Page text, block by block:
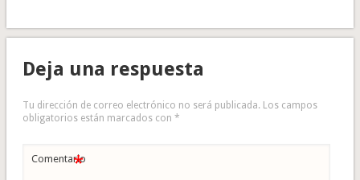
Deja una respuesta
Tu dirección de correo electrónico no será publicada. Los campos
obligatorios están marcados con *
Comentario
*